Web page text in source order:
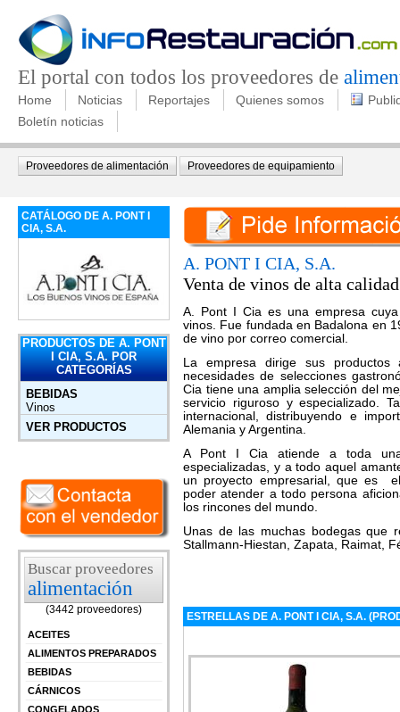
El portal con todos los proveedores de
Home Noticias Reportajes Quienes somos
Boletín noticias
Proveedores de alimentación Proveedores de equipamiento
CATÁLOGO DE A. PONT I
CIA, S.A.
PRODUCTOS DE A. PONT
I CIA, S.A. POR
CATEGORÍAS
BEBIDAS
Vinos
VER PRODUCTOS
Buscar proveedores
alimentación
(3442 proveedores)
ACEITES
ALIMENTOS PREPARADOS
BEBIDAS
CÁRNICOS
CONGELADOS
A. PONT I CIA, S.A.
Venta de vinos de alta calidad
A. Pont I Cia es una empresa
vinos. Fue fundada en Badalona en
de vino por correo comercial.
La empresa dirige sus
necesidades de selecciones
Cia tiene una amplia selección del
servicio riguroso y especializado.
internacional, distribuyendo e
Alemania y Argentina.
A Pont I Cia atiende a toda
especializadas, y a todo aquel
un proyecto empresarial, que es
poder atender a todo persona
los rincones del mundo.
Unas de las muchas bodegas que
Stallmann-Hiestan, Zapata, Raimat,
ESTRELLAS DE A. PONT I CIA, S.A.